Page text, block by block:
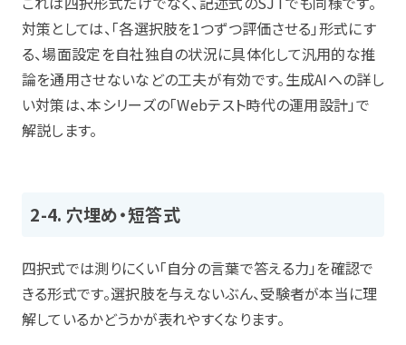
対策としては、「各選択肢を1つずつ評価させる」形式にす
る、場面設定を自社独自の状況に具体化して汎用的な推
論を通用させないなどの工夫が有効です。生成AIへの詳し
い対策は、本シリーズの「Webテスト時代の運用設計」で
解説します。
2-4. 穴埋め・短答式
四択式では測りにくい「自分の言葉で答える力」を確認で
きる形式です。選択肢を与えないぶん、受験者が本当に理
解しているかどうかが表れやすくなります。